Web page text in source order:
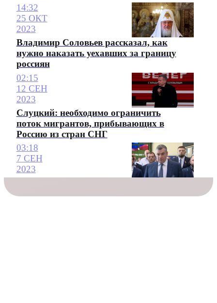
14:32
25 ОКТ
2023
Владимир Соловьев рассказал, как
нужно наказать уехавших за границу
россиян
02:15
12 СЕН
2023
Слуцкий: необходимо ограничить
поток мигрантов, прибывающих в
Россию из стран СНГ
03:18
7 СЕН
2023